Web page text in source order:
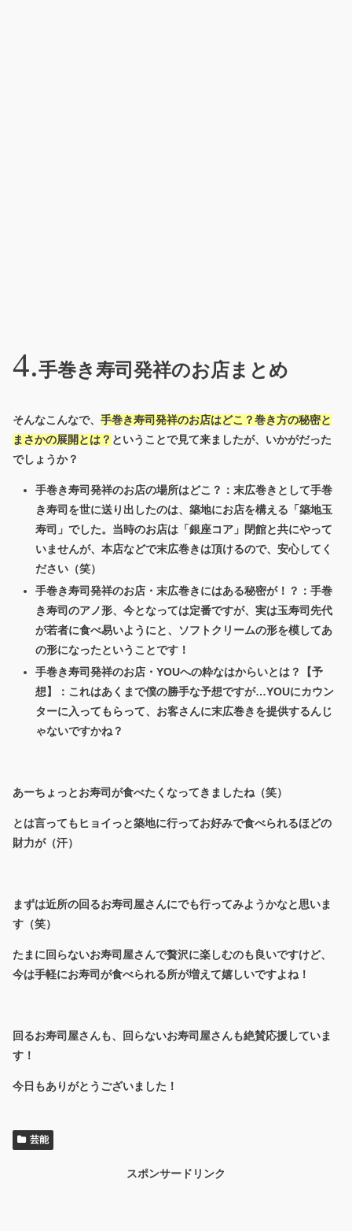
手巻き寿司発祥のお店まとめ
そんなこんなで、 手巻き寿司発祥のお店はどこ？巻き方の秘密と
まさかの展開とは？ ということで見て来ましたが、いかがだった
でしょうか？
手巻き寿司発祥のお店の場所はどこ？：末広巻きとして手巻
き寿司を世に送り出したのは、築地にお店を構える「築地玉
寿司」でした。当時のお店は「銀座コア」閉館と共にやって
いませんが、本店などで末広巻きは頂けるので、安心してく
ださい（笑）
手巻き寿司発祥のお店・末広巻きにはある秘密が！？：手巻
き寿司のアノ形、今となっては定番ですが、実は玉寿司先代
が若者に食べ易いようにと、ソフトクリームの形を模してあ
の形になったということです！
手巻き寿司発祥のお店・YOUへの粋なはからいとは？【予
想】：これはあくまで僕の勝手な予想ですが…YOUにカウン
ターに入ってもらって、お客さんに末広巻きを提供するんじ
ゃないですかね？
あーちょっとお寿司が食べたくなってきましたね（笑）
とは言ってもヒョイっと築地に行ってお好みで食べられるほどの
財力が（汗）
まずは近所の回るお寿司屋さんにでも行ってみようかなと思いま
す（笑）
たまに回らないお寿司屋さんで贅沢に楽しむのも良いですけど、
今は手軽にお寿司が食べられる所が増えて嬉しいですよね！
回るお寿司屋さんも、回らないお寿司屋さんも絶賛応援していま
す！
今日もありがとうございました！
芸能
スポンサードリンク